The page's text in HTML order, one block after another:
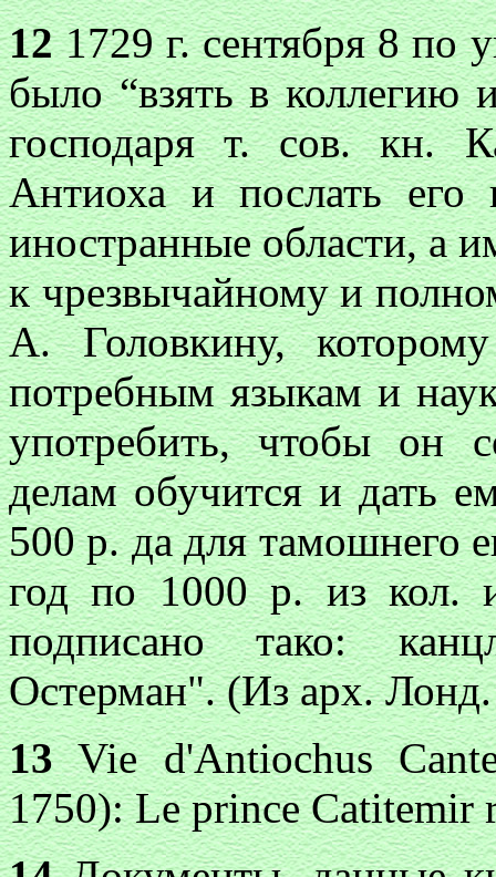
121729 г. сентября 8 по
было “взять в коллегию
господаря т. сов. кн.
Антиоха и послать
иностранные области, а
к чрезвычайному и
А. Головкину,
потребным языкам и
употребить, чтобы он
делам обучится и дать
500 р. да для тамошнего
год по 1000 р. из кол.
подписано тако:
Остерман". (Из арх.
13Vie d'Antiochus
1750): Le prince Catitemir